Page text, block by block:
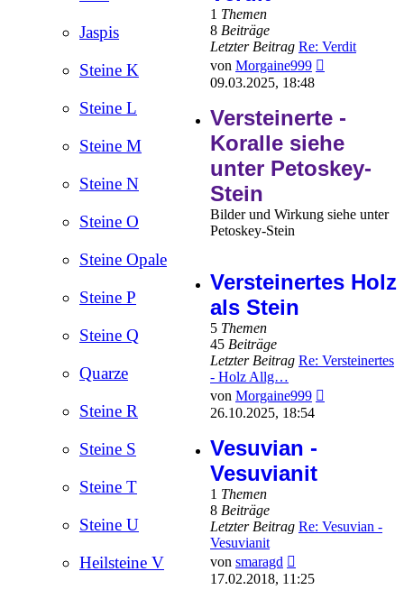
Jaspis
Steine K
Steine L
Steine M
Steine N
Steine O
Steine Opale
Steine P
Steine Q
Quarze
Steine R
Steine S
Steine T
Steine U
Heilsteine V
1 Themen
8 Beiträge
Letzter Beitrag Re: Verdit
von Morgaine999
09.03.2025, 18:48
Versteinerte -
Koralle siehe
unter Petoskey-
Stein
Bilder und Wirkung siehe unter
Petoskey-Stein
Versteinertes Holz
als Stein
5 Themen
45 Beiträge
Letzter Beitrag Re: Versteinertes
- Holz Allg…
von Morgaine999
26.10.2025, 18:54
Vesuvian -
Vesuvianit
1 Themen
8 Beiträge
Letzter Beitrag Re: Vesuvian -
Vesuvianit
von smaragd
Beitrag
17.02.2018, 11:25